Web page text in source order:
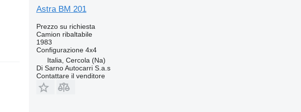
Astra BM 201
Prezzo su richiesta
Camion ribaltabile
1983
Configurazione 4x4
Italia, Cercola (Na)
Di Sarno Autocarri S.a.s
Contattare il venditore